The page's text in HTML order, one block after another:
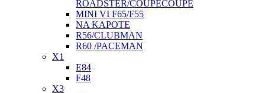
ROADSTER/COUPECOUPE
MINI VI F65/F55
NA KAPOTE
R56/CLUBMAN
R60 /PACEMAN
X1
E84
F48
X3